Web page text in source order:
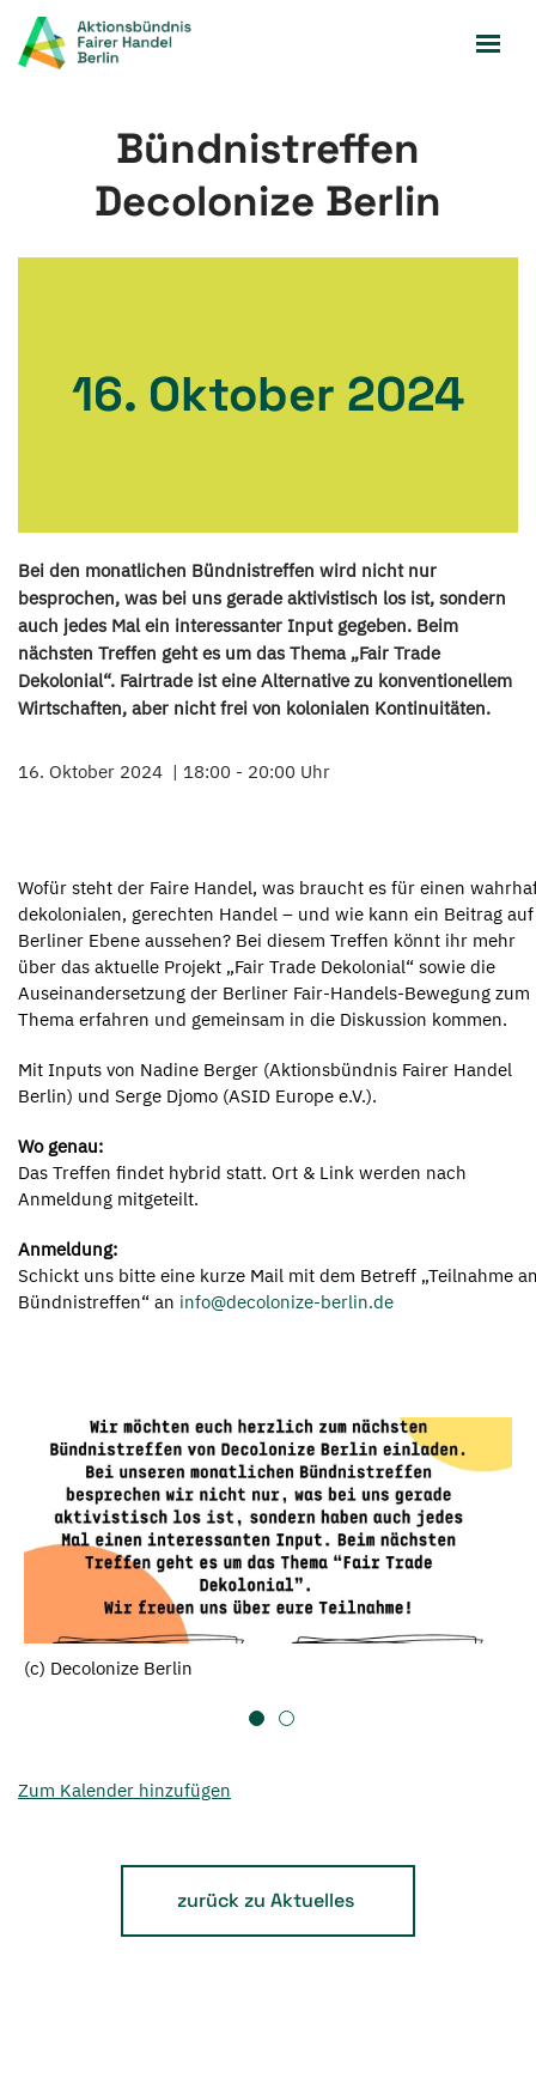
Zum
Bündnistreffen
Decolonize Berlin
16. Oktober 2024
Bei den monatlichen Bündnistreffen wird nicht nur
besprochen, was bei uns gerade aktivistisch los ist, sondern
auch jedes Mal ein interessanter Input gegeben. Beim
nächsten Treffen geht es um das Thema „Fair Trade
Dekolonial“. Fairtrade ist eine Alternative zu konventionellem
Wirtschaften, aber nicht frei von kolonialen Kontinuitäten.
16. Oktober 2024 18:00 - 20:00 Uhr
Wofür steht der Faire Handel, was braucht es für einen
dekolonialen, gerechten Handel – und wie kann ein Beitrag auf
Berliner Ebene aussehen? Bei diesem Treffen könnt ihr mehr
über das aktuelle Projekt „Fair Trade Dekolonial“ sowie die
Auseinandersetzung der Berliner Fair-Handels-Bewegung zum
Thema erfahren und gemeinsam in die Diskussion kommen.
Mit Inputs von Nadine Berger (Aktionsbündnis Fairer Handel
Berlin) und Serge Djomo (ASID Europe e.V.).
Wo genau:
Das Treffen findet hybrid statt. Ort & Link werden nach
Anmeldung mitgeteilt.
Anmeldung:
Schickt uns bitte eine kurze Mail mit dem Betreff „Teilnahme
Bündnistreffen“ an info@decolonize-berlin.de
(c) Decolonize Berlin
Zum Kalender hinzufügen
zurück zu Aktuelles